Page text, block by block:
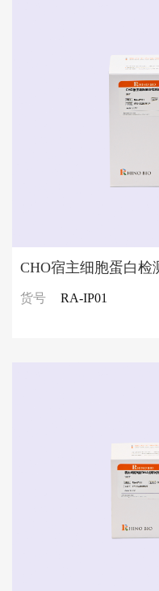
CHO宿主细胞蛋白检
货号 RA-IP01